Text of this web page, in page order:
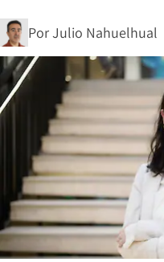
PorJulio Nahuelhual